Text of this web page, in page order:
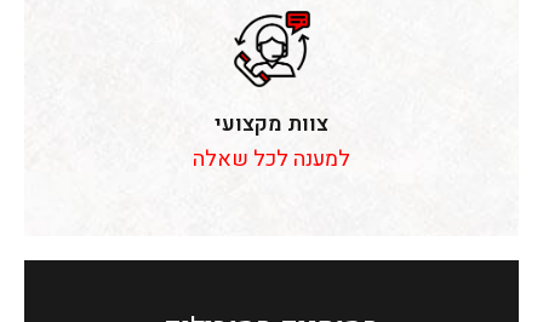
צוות מקצועי
למענה לכל שאלה